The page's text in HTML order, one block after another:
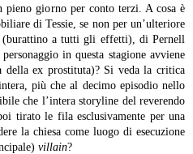
pieno giorno per conto terzi. A cosa è
di Tessie, se non per un’ulteriore
(burattino a tutti gli effetti), di Pernell
in questa stagione avviene
della ex prostituta)? Si veda la critica
più che al decimo episodio nello
che l’intera storyline del reverendo
tirato le fila esclusivamente per una
la chiesa come luogo di esecuzione
villain?